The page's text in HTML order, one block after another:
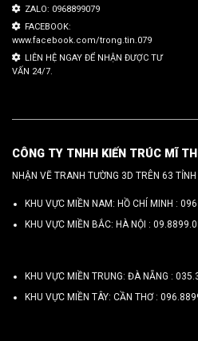
ZALO: 0968899079
FACEBOOK:
www.facebook.com/trong.tin.079
LIÊN HỆ NGAY ĐỂ NHẬN ĐƯỢC TƯ
VẤN 24/7.
CÔNG TY TNHH KIẾN TRÚC MĨ
NHẬN VẼ TRANH TƯỜNG 3D TRÊN 63 TỈNH
KHU VỰC MIỀN NAM: HỒ CHÍ MINH :
KHU VỰC MIỀN BẮC: HÀ NỘI :
KHU VỰC MIỀN TRUNG: ĐÀ NẴNG :
KHU VỰC MIỀN TÂY: CẦN THƠ :